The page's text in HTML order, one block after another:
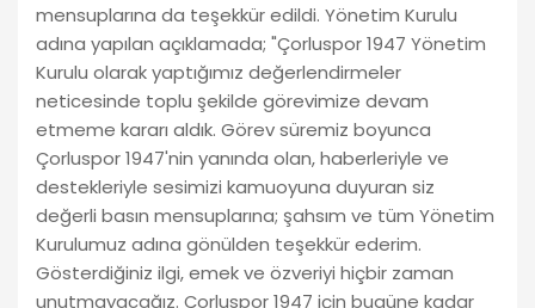
mensuplarına da teşekkür edildi. Yönetim Kurulu
adına yapılan açıklamada; "Çorluspor 1947 Yönetim
Kurulu olarak yaptığımız değerlendirmeler
neticesinde toplu şekilde görevimize devam
etmeme kararı aldık. Görev süremiz boyunca
Çorluspor 1947'nin yanında olan, haberleriyle ve
destekleriyle sesimizi kamuoyuna duyuran siz
değerli basın mensuplarına; şahsım ve tüm Yönetim
Kurulumuz adına gönülden teşekkür ederim.
Gösterdiğiniz ilgi, emek ve özveriyi hiçbir zaman
unutmayacağız. Çorluspor 1947 için bugüne kadar